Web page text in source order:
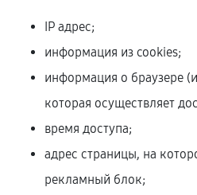
IP адрес;
информация из cookies;
информация о браузере
которая осуществляет
время доступа;
адрес страницы, на
рекламный блок;